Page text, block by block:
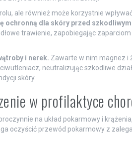
ale również może korzystnie
ochronną dla skóry przed szkodliwym
trawienie, zapobiegając zaparciom
i nerek. Zawarte w nim magnez i
neutralizując szkodliwe
skóry.
w profilaktyce
na układ pokarmowy i
oczyścić przewód pokarmowy z